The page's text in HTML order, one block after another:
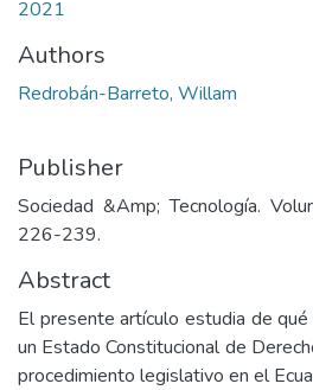
2021
Authors
Redrobán-Barreto, Willam
Publisher
Sociedad &Amp; Tecnología.
226-239.
Abstract
El presente artículo estudia de
un Estado Constitucional de
procedimiento legislativo en el